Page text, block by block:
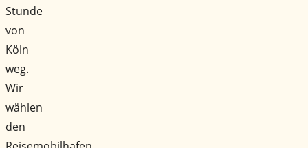
Stunde
von
Köln
weg.
Wir
wählen
den